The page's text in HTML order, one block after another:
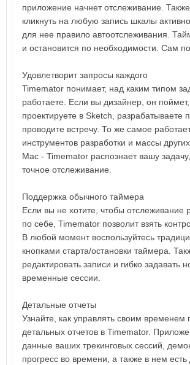
приложение начнет отслеживание.
кликнуть на любую запись шкалы
для нее правило автоотслеживания.
и остановится по необходимости. Сам
Удовлетворит запросы каждого
Timemator понимает, над каким типом
работаете. Если вы дизайнер, он поймет,
проектируете в Sketch, разрабатываете
проводите встречу. То же самое
инструментов разработки и массы
Mac - Timemator распознает вашу
точное отслеживание.
Поддержка обычного таймера
Если вы не хотите, чтобы отслеживание
по себе, Timemator позволит взять
В любой момент воспользуйтесь
кнопками старта/остановки таймера.
редактировать записи и гибко задавать
временные сессии.
Детальные отчеты
Узнайте, как управлять своим
детальных отчетов в Timemator.
данные ваших трекинговых сессий,
прогресс во времени, а также в нем